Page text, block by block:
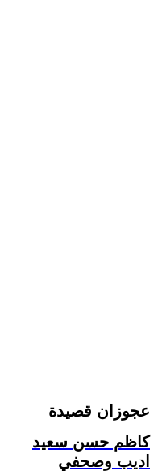
عجوزان قصيدة
كاظم حسن سعيد
اديب وصحفي